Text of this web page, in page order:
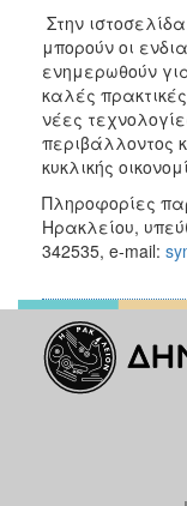
Στην
μπορούν οι
ενημερωθούν
καλές
νέες
περιβάλλοντος
κυκλικής
Πληροφορίες
Ηρακλείου,
342535, e-mail: